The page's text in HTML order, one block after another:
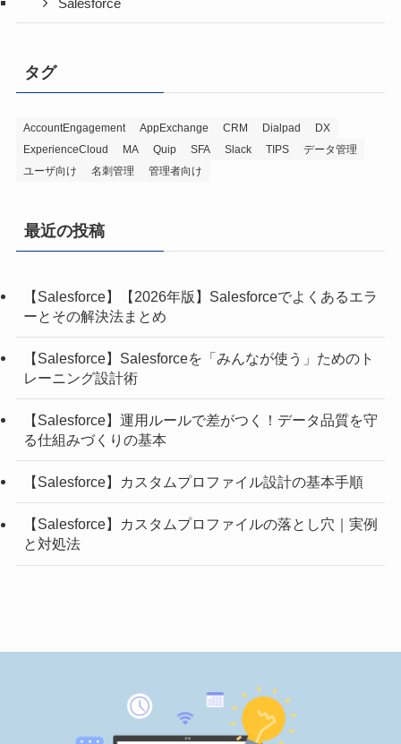
Salesforce
タグ
AccountEngagement AppExchange CRM Dialpad
DX
ExperienceCloud
MA Quip SFA Slack TIPS
データ管理
ユーザ向け
名刺管理 管理者向け
最近の投稿
【Salesforce】【2026年版】Salesforceでよくあるエラ
ーとその解決法まとめ
【Salesforce】Salesforceを「みんなが使う」ためのト
レーニング設計術
【Salesforce】運用ルールで差がつく！データ品質を守
る仕組みづくりの基本
【Salesforce】カスタムプロファイル設計の基本手順
【Salesforce】カスタムプロファイルの落とし穴｜実例
と対処法